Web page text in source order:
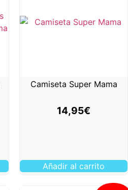
Camiseta Super Mama
14,95€
Añadir al carrito